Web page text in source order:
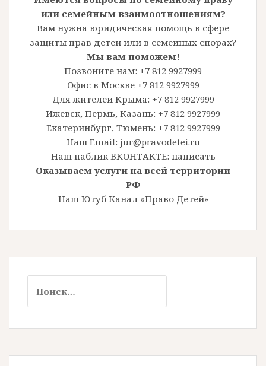
или семейным взаимоотношениям?
Вам нужна юридическая помощь в сфере
защиты прав детей или в семейных спорах?
Мы вам поможем!
Позвоните нам: +7 812 9927999
Офис в Москве +7 812 9927999
Для жителей Крыма: +7 812 9927999
Ижевск, Пермь, Казань: +7 812 9927999
Екатеринбург, Тюмень: +7 812 9927999
Наш Email: jur@pravodetei.ru
Наш паблик ВКОНТАКТЕ: написать
Оказываем услуги на всей территории
РФ
Наш Ютуб Канал «Право Детей»